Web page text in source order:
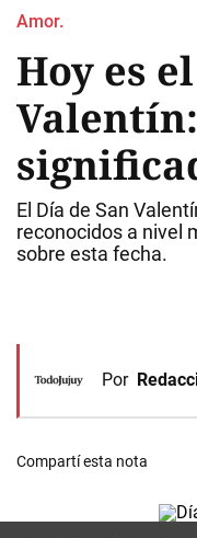
Amor.
Hoy es
El Día de San
reconocidos a nivel
sobre esta fecha.
Por
Compartí esta nota